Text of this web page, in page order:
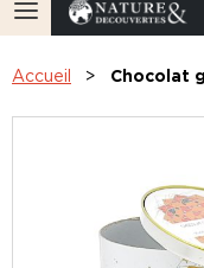
Accueil Chocolat